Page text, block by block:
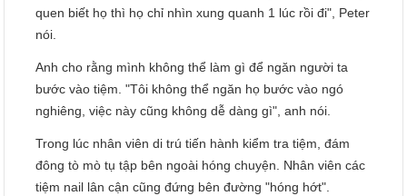
quen biết họ thì họ chỉ nhìn xung quanh 1 lúc rồi đi", Peter
nói.
Anh cho rằng mình không thể làm gì để ngăn người ta
bước vào tiệm. "Tôi không thể ngăn họ bước vào ngó
nghiêng, việc này cũng không dễ dàng gì", anh nói.
Trong lúc nhân viên di trú tiến hành kiểm tra tiệm, đám
đông tò mò tụ tập bên ngoài hóng chuyện. Nhân viên các
tiệm nail lân cận cũng đứng bên đường "hóng hớt".